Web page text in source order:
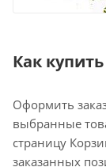
Как купить
Оформить
выбранные
страницу
заказанных